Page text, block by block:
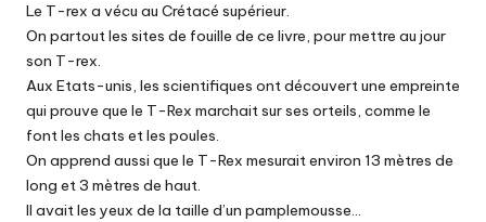
Le T-rex a vécu au Crétacé supérieur.
On partout les sites de fouille de ce livre, pour mettre au jour
son T-rex.
Aux Etats-unis, les scientifiques ont découvert une empreinte
qui prouve que le T-Rex marchait sur ses orteils, comme le
font les chats et les poules.
On apprend aussi que le T-Rex mesurait environ 13 mètres de
long et 3 mètres de haut.
Il avait les yeux de la taille d’un pamplemousse…